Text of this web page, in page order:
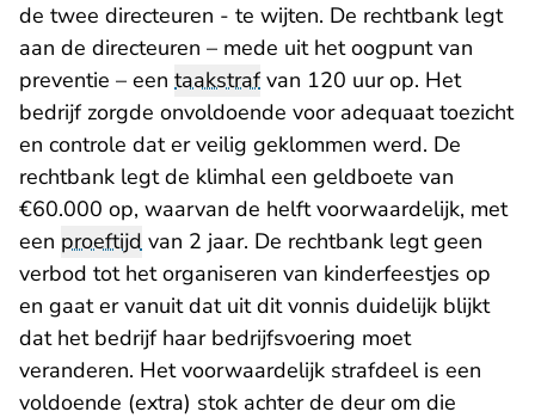
de twee directeuren - te wijten. De rechtbank legt
aan de directeuren – mede uit het oogpunt van
preventie – een taakstrafvan 120 uur op. Het
bedrijf zorgde onvoldoende voor adequaat toezicht
en controle dat er veilig geklommen werd. De
rechtbank legt de klimhal een geldboete van
€60.000 op, waarvan de helft voorwaardelijk, met
een proeftijd van 2 jaar. De rechtbank legt geen
verbod tot het organiseren van kinderfeestjes op
en gaat er vanuit dat uit dit vonnis duidelijk blijkt
dat het bedrijf haar bedrijfsvoering moet
veranderen. Het voorwaardelijk strafdeel is een
voldoende (extra) stok achter de deur om die